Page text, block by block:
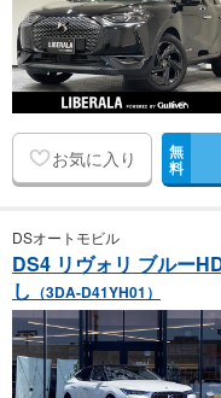
お気に入り 無
料
DSオートモビル
DS4 リヴォリ ブルー
し （3DA-D41YH01）